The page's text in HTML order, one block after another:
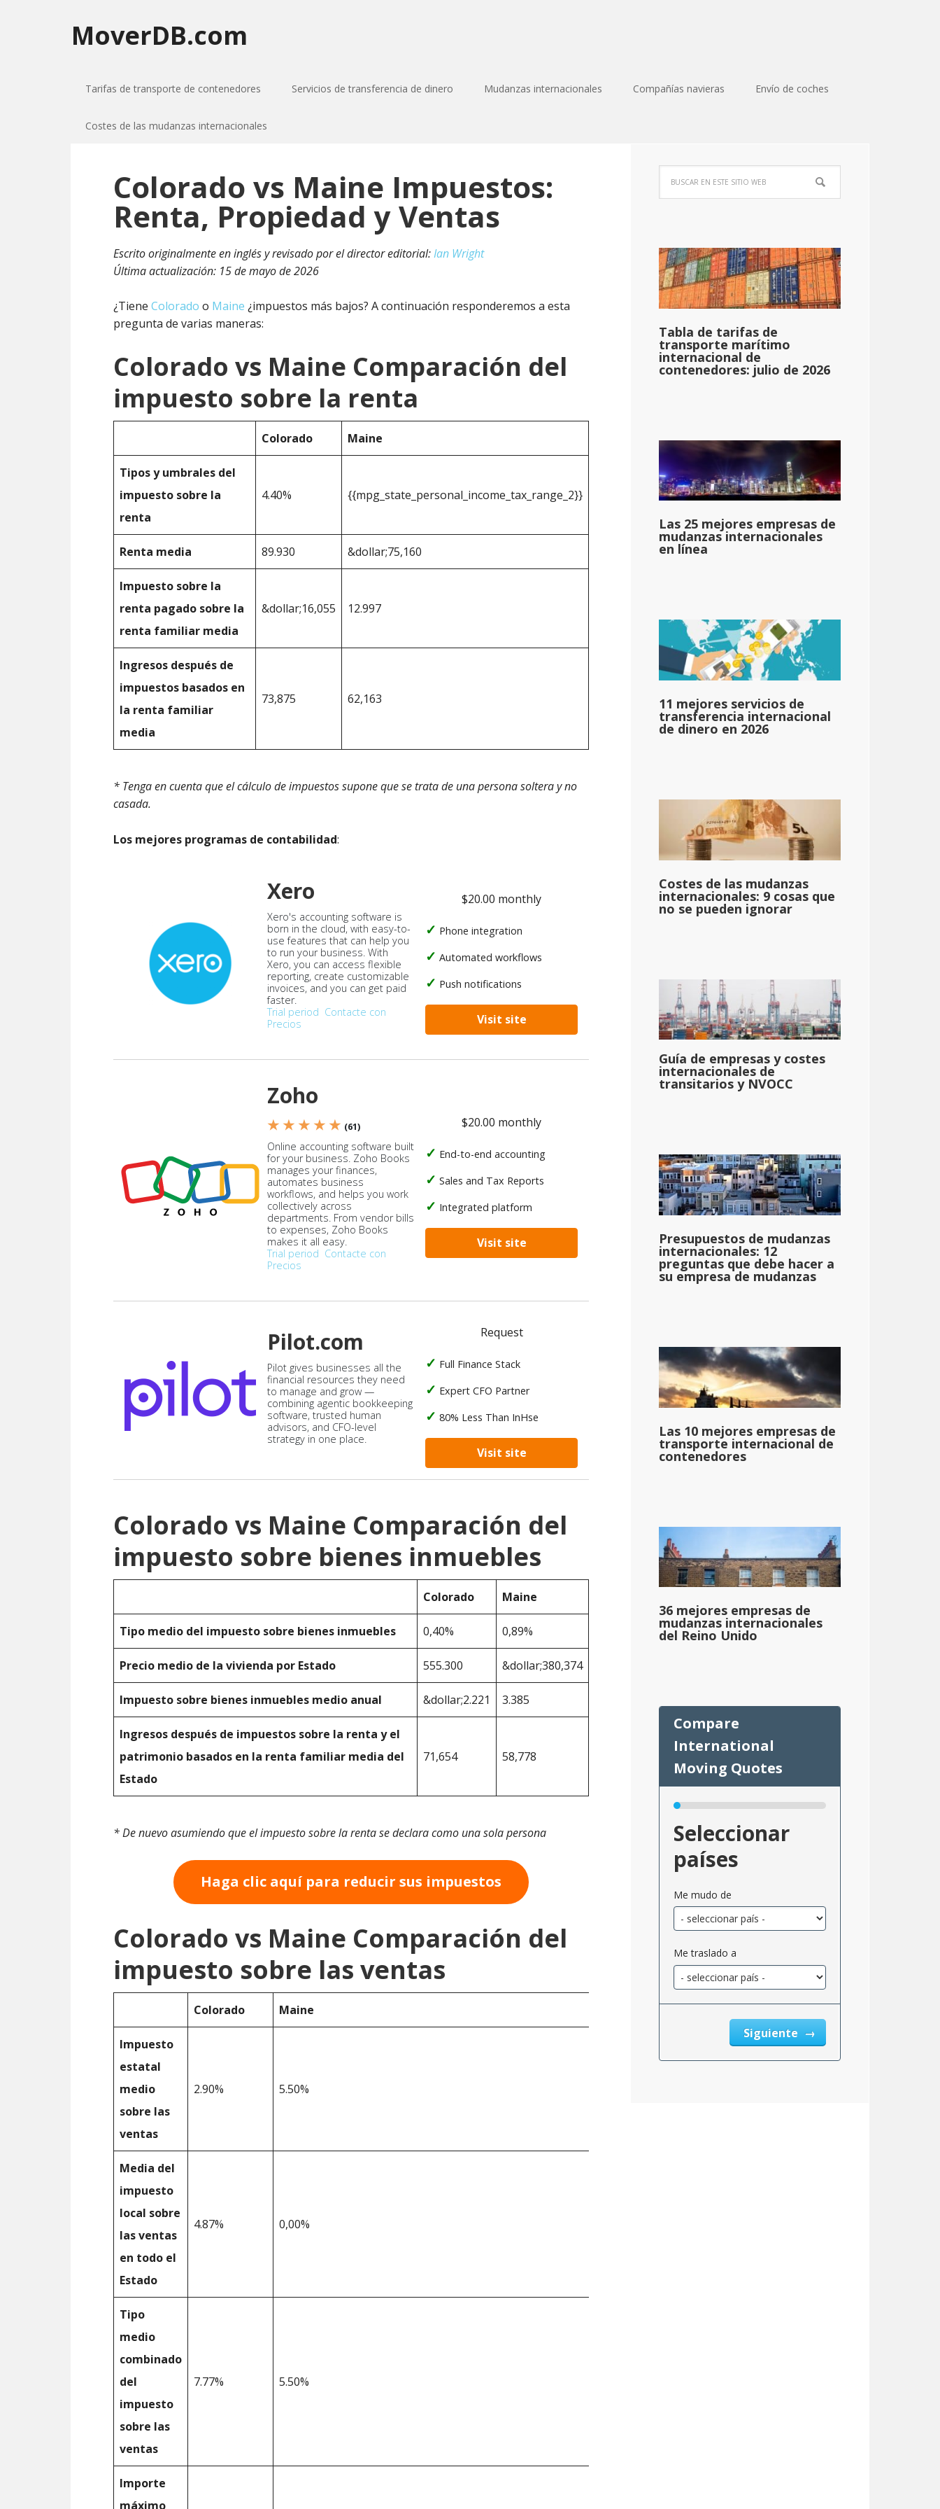
MoverDB.com
Tarifas de transporte de contenedores Servicios de transferencia de dinero Mudanzas internacionales Compañías navieras Envío de coches
Costes de las mudanzas internacionales
Colorado vs Maine Impuestos:
Renta, Propiedad y Ventas
Escrito originalmente en inglés y revisado por el director editorial:Ian Wright
Última actualización: 15 de mayo de 2026
¿Tiene Colorado o Maine ¿impuestos más bajos? A continuación responderemos a esta
pregunta de varias maneras:
Colorado vs Maine Comparación del
impuesto sobre la renta
Colorado Maine
Tipos y umbrales del
impuesto sobre la
renta
4.40% {{mpg_state_personal_income_tax_range_2}}
Renta media 89.930 &dollar;75,160
Impuesto sobre la
renta pagado sobre la
renta familiar media
&dollar;16,055 12.997
Ingresos después de
impuestos basados en
la renta familiar
media
73,875 62,163
* Tenga en cuenta que el cálculo de impuestos supone que se trata de una persona soltera y no
casada.
Los mejores programas de contabilidad:
Xero
Xero's accounting software is
born in the cloud, with easy-to-
use features that can help you
to run your business. With
Xero, you can access flexible
reporting, create customizable
invoices, and you can get paid
faster.
Trial period Contacte con
Precios
$20.00 monthly
Phone integration
Automated workflows
Push notifications
Visit site
Zoho
★ ★ ★ ★ ★ (61)
Online accounting software built
for your business. Zoho Books
manages your finances,
automates business
workflows, and helps you work
collectively across
departments. From vendor bills
to expenses, Zoho Books
makes it all easy.
Trial period Contacte con
Precios
$20.00 monthly
End-to-end accounting
Sales and Tax Reports
Integrated platform
Visit site
Pilot.com
Pilot gives businesses all the
financial resources they need
to manage and grow —
combining agentic bookkeeping
software, trusted human
advisors, and CFO-level
strategy in one place.
Request
Full Finance Stack
Expert CFO Partner
80% Less Than InHse
Visit site
Colorado vs Maine Comparación del
impuesto sobre bienes inmuebles
Colorado Maine
Tipo medio del impuesto sobre bienes inmuebles 0,40% 0,89%
Precio medio de la vivienda por Estado 555.300 &dollar;380,374
Impuesto sobre bienes inmuebles medio anual &dollar;2.221 3.385
Ingresos después de impuestos sobre la renta y el
patrimonio basados en la renta familiar media del
Estado
71,654 58,778
* De nuevo asumiendo que el impuesto sobre la renta se declara como una sola persona
Haga clic aquí para reducir sus impuestos
Colorado vs Maine Comparación del
impuesto sobre las ventas
Colorado Maine
Impuesto
estatal
medio
sobre las
ventas
2.90% 5.50%
Media del
impuesto
local sobre
las ventas
en todo el
Estado
4.87% 0,00%
Tipo
medio
combinado
del
impuesto
sobre las
ventas
7.77% 5.50%
Importe
máximo
Tabla de tarifas de
transporte marítimo
internacional de
contenedores: julio de 2026
Las 25 mejores empresas de
mudanzas internacionales
en línea
11 mejores servicios de
transferencia internacional
de dinero en 2026
Costes de las mudanzas
internacionales: 9 cosas que
no se pueden ignorar
Guía de empresas y costes
internacionales de
transitarios y NVOCC
Presupuestos de mudanzas
internacionales: 12
preguntas que debe hacer a
su empresa de mudanzas
Las 10 mejores empresas de
transporte internacional de
contenedores
36 mejores empresas de
mudanzas internacionales
del Reino Unido
Seleccionar
países
Me mudo de
Me traslado a
Siguiente